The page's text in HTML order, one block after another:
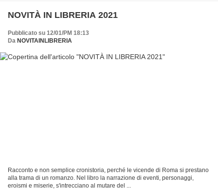
NOVITÀ IN LIBRERIA 2021
Pubblicato su 12/01/PM 18:13
Da NOVITAINLIBRERIA
Racconto e non semplice cronistoria, perché le vicende di Roma si prestano
alla trama di un romanzo. Nel libro la narrazione di eventi, personaggi,
eroismi e miserie, s'intrecciano al mutare del ...